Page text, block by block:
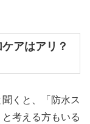
アはアリ？
くと、「防水ス
考える方もいる